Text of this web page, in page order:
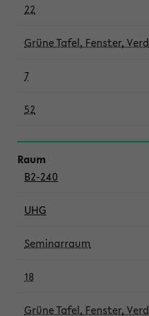
22
Grüne Tafel, Fenster,
7
52
B2-240
UHG
Seminarraum
18
Grüne Tafel, Fenster,